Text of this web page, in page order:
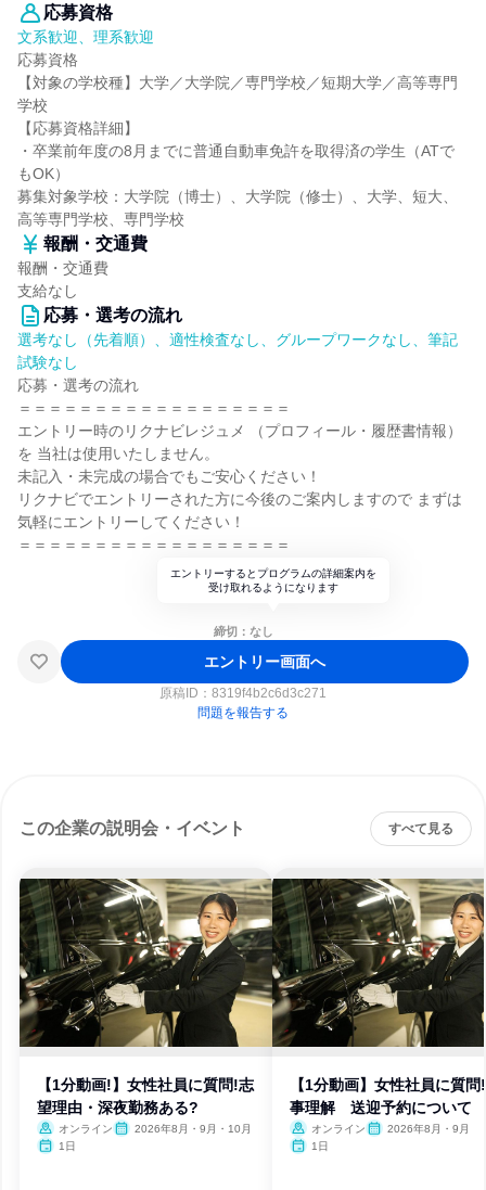
応募資格
文系歓迎、理系歓迎
応募資格
【対象の学校種】大学／大学院／専門学校／短期大学／高等専門
学校
【応募資格詳細】
・卒業前年度の8月までに普通自動車免許を取得済の学生（ATで
もOK）
募集対象学校：大学院（博士）、大学院（修士）、大学、短大、
高等専門学校、専門学校
報酬・交通費
報酬・交通費
支給なし
応募・選考の流れ
選考なし（先着順）、適性検査なし、グループワークなし、筆記
試験なし
応募・選考の流れ
＝＝＝＝＝＝＝＝＝＝＝＝＝＝＝＝＝＝
エントリー時のリクナビレジュメ （プロフィール・履歴書情報）
を 当社は使用いたしません。
未記入・未完成の場合でもご安心ください！
リクナビでエントリーされた方に今後のご案内しますので まずは
気軽にエントリーしてください！
＝＝＝＝＝＝＝＝＝＝＝＝＝＝＝＝＝＝
エントリーするとプログラムの詳細案内を
受け取れるようになります
締切：なし
エントリー画面へ
原稿ID： 8319f4b2c6d3c271
問題を報告する
この企業の説明会・イベント すべて見る
【1分動画!】女性社員に質問!志
望理由・深夜勤務ある?
オンライン
2026年8月・9月・10月
1日
【1分動画】女性社員に質問
事理解 送迎予約について
オンライン
2026年8月・9月
1日